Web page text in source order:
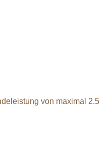
von maximal 2.5